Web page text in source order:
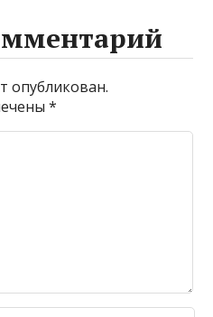
опубликован.
*